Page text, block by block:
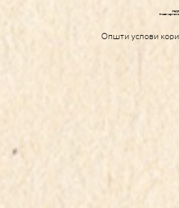
Општи услови